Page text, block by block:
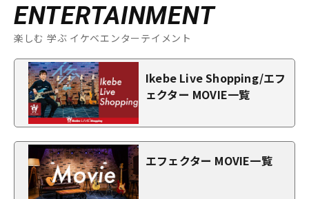
ENTERTAINMENT
楽しむ 学ぶ イケベエンターテイメント
Ikebe Live Shopping/エフ
ェクター MOVIE一覧
エフェクター MOVIE一覧